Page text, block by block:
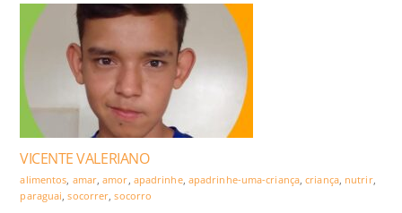
VICENTE VALERIANO
alimentos, amar,amor, apadrinhe, apadrinhe-uma-criança,criança, nutrir,
paraguai,socorrer,socorro